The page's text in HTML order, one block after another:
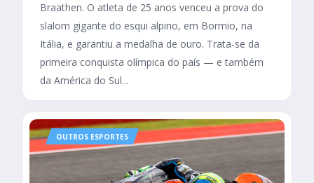
Braathen. O atleta de 25 anos venceu a prova do
slalom gigante do esqui alpino, em Bormio, na
Itália, e garantiu a medalha de ouro. Trata-se da
primeira conquista olímpica do país — e também
da América do Sul...
OUTROS ESPORTES